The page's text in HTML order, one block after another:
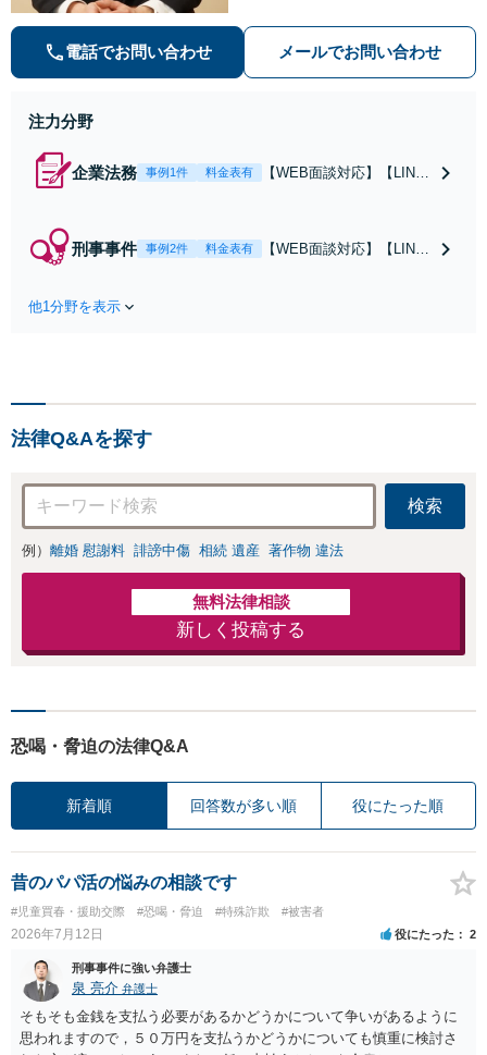
どの手続に精通」軽いフットワーク
で急なご依頼にも柔軟に対応【休
電話でお問い合わせ メールでお問い合わせ
注力分野
企業法務 事例1件 料金表有
【WEB面談対応】【LINE
軽いフットワークで急なご
刑事事件 事例2件 料金表有
【WEB面談対応】【LINE
考えて真摯に向き合いま
他1分野を表示
法律Q&Aを探す
検索
例） 離婚 慰謝料 誹謗中傷 相続 遺産 著作物 違法
無料法律相談
新しく投稿する
恐喝・脅迫の法律Q&A
新着順 回答数が多い順 役にたった順
昔のパパ活の悩みの相談です
#児童買春・援助交際 #恐喝・脅迫 #特殊詐欺 #被害者
2026年7月12日 役にたった 2
刑事事件に強い弁護士
泉 亮介 弁護士
そもそも金銭を支払う必要があるかどうかについて争いがあるように
思われますので，５０万円を支払うかどうかについても慎重に検討さ